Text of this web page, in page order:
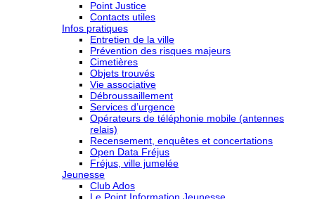
Point Justice
Contacts utiles
Infos pratiques
Entretien de la ville
Prévention des risques majeurs
Cimetières
Objets trouvés
Vie associative
Débroussaillement
Services d’urgence
Opérateurs de téléphonie mobile (antennes
relais)
Recensement, enquêtes et concertations
Open Data Fréjus
Fréjus, ville jumelée
Jeunesse
Club Ados